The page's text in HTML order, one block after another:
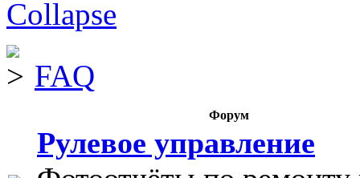
FAQ
Форум
Рулевое управление